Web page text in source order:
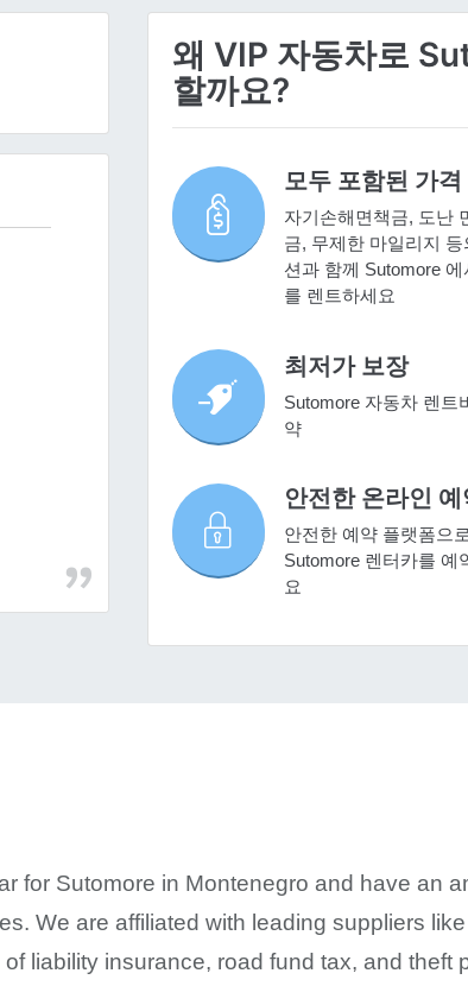
왜 VIP 자동차로
할까요?
모두 포함된 가격
자기손해면책금, 도난
금, 무제한 마일리지 등
션과 함께 Sutomore 에
를 렌트하세요
최저가 보장
Sutomore 자동차 렌트
약
안전한 온라인 예
안전한 예약 플랫폼으로
Sutomore 렌터카를 예
요
for Sutomore in Montenegro and have an
We are affiliated with leading suppliers
liability insurance, road fund tax, and